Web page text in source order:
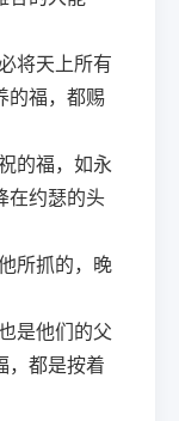
将天上所有
的福，都赐
的福，如永
在约瑟的头
所抓的，晚
是他们的父
，都是按着